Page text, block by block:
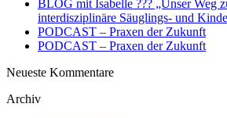
BLOG mit Isabelle ??‍? „Unser Weg
interdisziplinäre Säuglings- und
PODCAST – Praxen der Zukunft
PODCAST – Praxen der Zukunft
Neueste Kommentare
Archiv